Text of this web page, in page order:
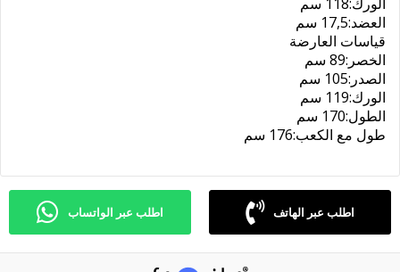
العضد:17,5 سم
قياسات العارضة
الخصر:89 سم
الصدر:105 سم
الورك:119 سم
الطول:170 سم
طول مع الكعب:176 سم
اطلب عبر الواتساب اطلب عبر الهاتف